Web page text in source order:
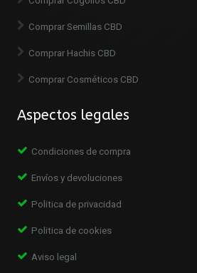
Comprar Semillas CBD
Comprar Hachis CBD
Comprar Cosméticos CBD
Aspectos legales
Condiciones de compra
Envíos y devoluciones
Politica de privacidad
Politica de cookies
Aviso legal